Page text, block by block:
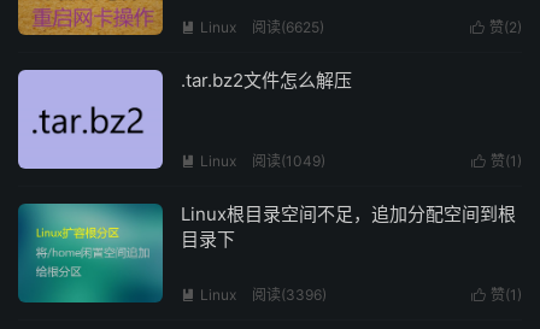
 赞(2)
 Linux 阅读(6625)
.tar.bz2文件怎么解压
 赞(1 )
 Linux 阅读(1049)
Linux根目录空间不足，追加分配空间到根
目录下
 赞(1 )
 Linux 阅读(3396)